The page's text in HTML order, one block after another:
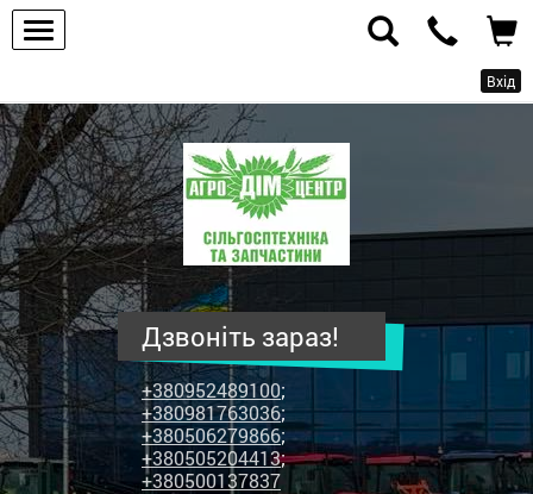
Вхід
ПП
"Агродім-
центр"
-
продаж
сільськогосподарської
техніки
та
запчастин
Дзвоніть зараз!
+380952489100;
+380981763036;
+380506279866;
+380505204413;
+380500137837